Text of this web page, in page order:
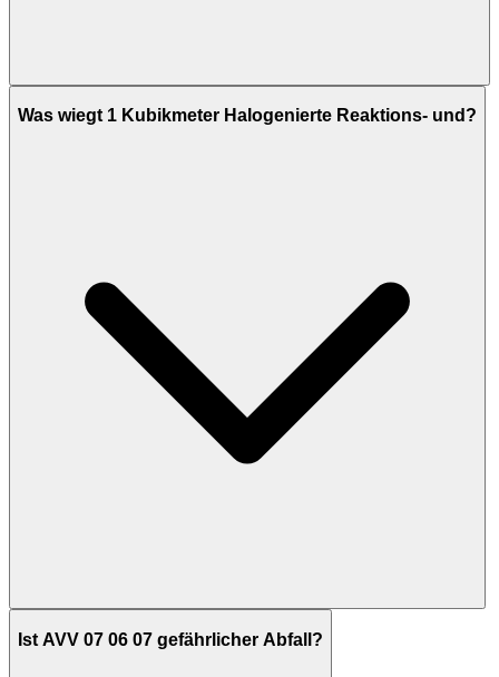
Was wiegt 1 Kubikmeter Halogenierte Reaktions- und?
Ist AVV 07 06 07 gefährlicher Abfall?